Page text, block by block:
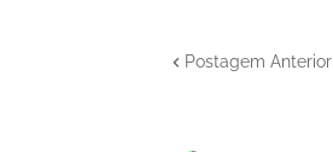
Postagem Anterior